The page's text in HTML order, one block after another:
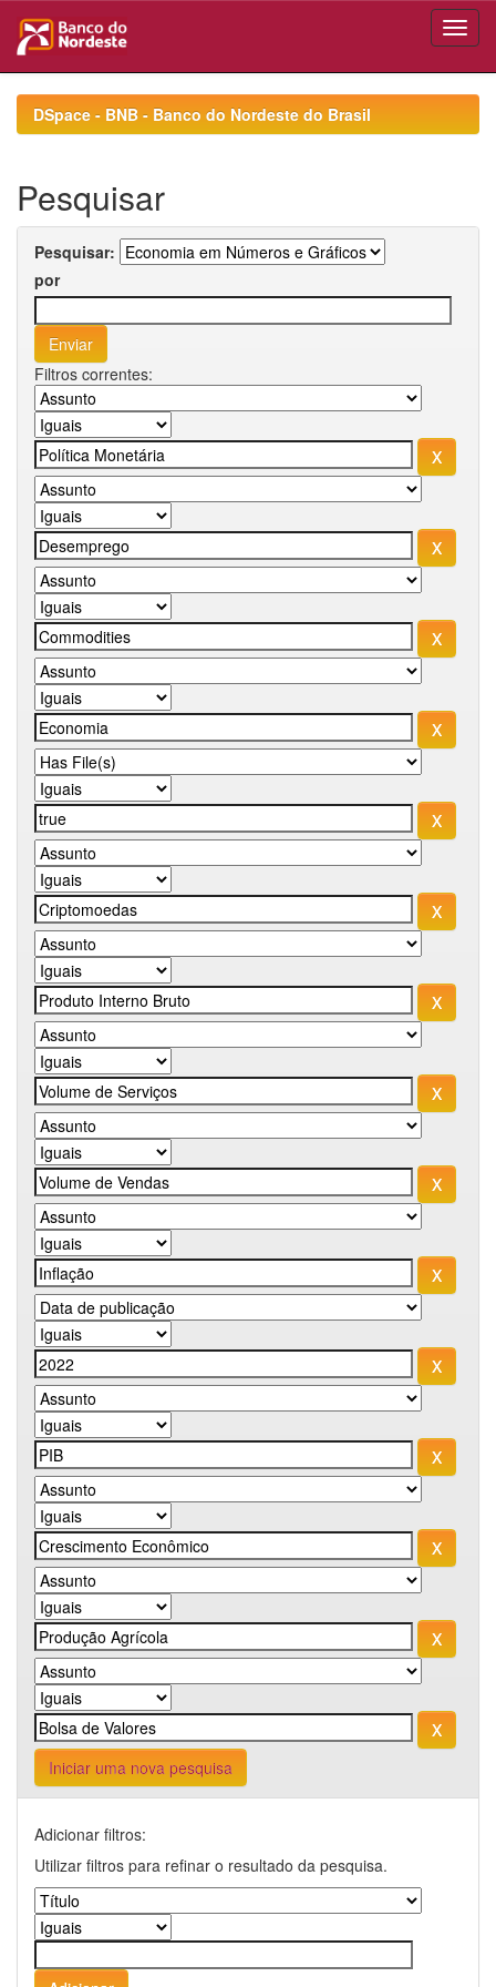
navigationDSpace - BNB - Banco do Nordeste do Brasil
Pesquisar
Pesquisar:
por
Filtros correntes:
Iniciar uma nova pesquisa
Adicionar filtros:
Utilizar filtros para refinar o resultado da pesquisa.